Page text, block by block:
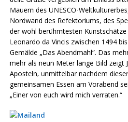
Mauern des UNESCO-
Nordwand des Refektoriums, des
der wohl berühmtesten
Leonardo da Vincis zwischen 1494
Gemälde „Das Abendmahl“. Das
mehr als neun Meter lange Bild zeigt
Aposteln, unmittelbar nachdem
gemeinsamen Essen am Vorabend
„Einer von euch wird mich verraten.“